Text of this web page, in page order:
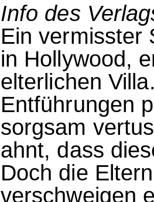
Info des
Ein vermisster
in Hollywood,
elterlichen
Entführungen
sorgsam
ahnt, dass
Doch die
verschweigen